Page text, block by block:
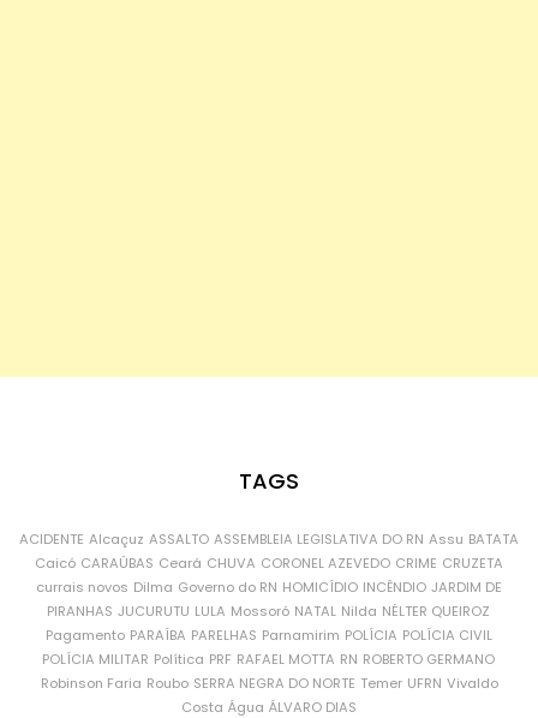
TAGS
ACIDENTE Alcaçuz ASSALTO ASSEMBLEIA LEGISLATIVA DO RN Assu BATATA
Caicó CARAÚBAS Ceará CHUVA CORONEL AZEVEDO CRIME CRUZETA
currais novos Dilma Governo do RN HOMICÍDIO INCÊNDIO JARDIM DE
PIRANHAS JUCURUTU LULA Mossoró NATAL Nilda NÉLTER QUEIROZ
Pagamento PARAÍBA PARELHAS Parnamirim POLÍCIA POLÍCIA CIVIL
POLÍCIA MILITAR Política PRF RAFAEL MOTTA RN ROBERTO GERMANO
Robinson Faria Roubo SERRA NEGRA DO NORTE Temer UFRN Vivaldo
Costa Água ÁLVARO DIAS